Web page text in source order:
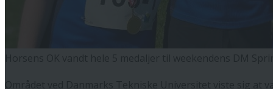
Horsens OK vandt hele 5 medaljer til weekendens DM
Området ved Danmarks Tekniske Universitet viste sig